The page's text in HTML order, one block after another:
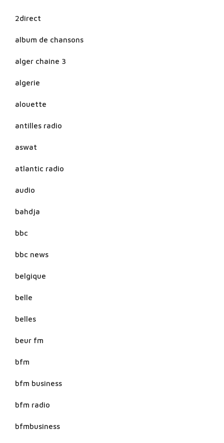
2direct
album de chansons
alger chaine 3
algerie
alouette
antilles radio
aswat
atlantic radio
audio
bahdja
bbc
bbc news
belgique
belle
belles
beur fm
bfm
bfm business
bfm radio
bfmbusiness